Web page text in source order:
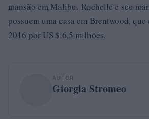
mansão em Malibu. Rochelle e seu
possuem uma casa em Brentwood,
2016 por US $ 6,5 milhões.
AUTOR
Giorgia Stromeo